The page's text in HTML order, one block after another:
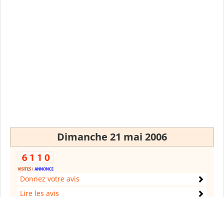
Dimanche 21 mai 2006
Donnez votre avis
Lire les avis